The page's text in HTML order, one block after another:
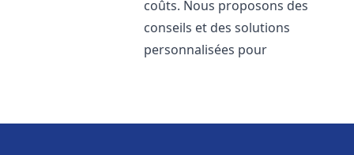
coûts. Nous proposons des
conseils et des solutions
personnalisées pour